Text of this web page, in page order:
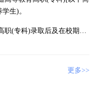
生)。
(专科)录取后及在校期间
更多>>